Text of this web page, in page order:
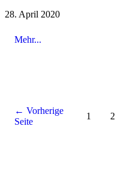
28. April 2020
Mehr...
← Vorherige
Seite
1 2